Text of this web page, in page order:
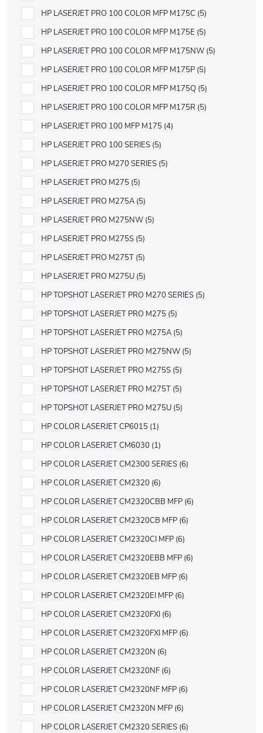
HP LASERJET PRO 100 COLOR MFP M175C 5
HP LASERJET PRO 100 COLOR MFP M175E 5
HP LASERJET PRO 100 COLOR MFP M175NW 5
HP LASERJET PRO 100 COLOR MFP M175P 5
HP LASERJET PRO 100 COLOR MFP M175Q 5
HP LASERJET PRO 100 COLOR MFP M175R 5
HP LASERJET PRO 100 MFP M175 4
HP LASERJET PRO 100 SERIES 5
HP LASERJET PRO M270 SERIES 5
HP LASERJET PRO M275 5
HP LASERJET PRO M275A 5
HP LASERJET PRO M275NW 5
HP LASERJET PRO M275S 5
HP LASERJET PRO M275T 5
HP LASERJET PRO M275U 5
HP TOPSHOT LASERJET PRO M270 SERIES 5
HP TOPSHOT LASERJET PRO M275 5
HP TOPSHOT LASERJET PRO M275A 5
HP TOPSHOT LASERJET PRO M275NW 5
HP TOPSHOT LASERJET PRO M275S 5
HP TOPSHOT LASERJET PRO M275T 5
HP TOPSHOT LASERJET PRO M275U 5
HP COLOR LASERJET CP6015 1
HP COLOR LASERJET CM6030 1
HP COLOR LASERJET CM2300 SERIES 6
HP COLOR LASERJET CM2320 6
HP COLOR LASERJET CM2320CBB MFP 6
HP COLOR LASERJET CM2320CB MFP 6
HP COLOR LASERJET CM2320CI MFP 6
HP COLOR LASERJET CM2320EBB MFP 6
HP COLOR LASERJET CM2320EB MFP 6
HP COLOR LASERJET CM2320EI MFP 6
HP COLOR LASERJET CM2320FXI 6
HP COLOR LASERJET CM2320FXI MFP 6
HP COLOR LASERJET CM2320N 6
HP COLOR LASERJET CM2320NF 6
HP COLOR LASERJET CM2320NF MFP 6
HP COLOR LASERJET CM2320N MFP 6
HP COLOR LASERJET CM2320 SERIES 6